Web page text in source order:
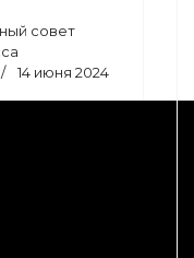
совет
14 июня 2024